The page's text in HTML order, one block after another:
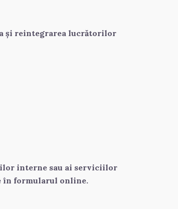
și reintegrarea lucrătorilor
interne sau ai serviciilor
în formularul online.